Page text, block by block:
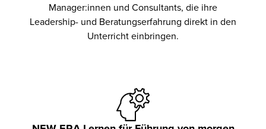
Manager:innen und Consultants, die ihre
Leadership- und Beratungserfahrung direkt in den
Unterricht einbringen.